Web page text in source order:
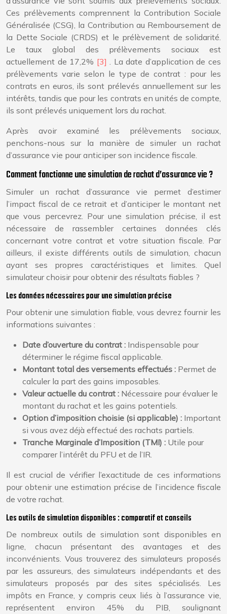
Ces prélèvements comprennent la Contribution Sociale
Généralisée (CSG), la Contribution au Remboursement de
la Dette Sociale (CRDS) et le prélèvement de solidarité.
Le taux global des prélèvements sociaux est
actuellement de 17,2% [3]. La date d’application de ces
prélèvements varie selon le type de contrat : pour les
contrats en euros, ils sont prélevés annuellement sur les
intérêts, tandis que pour les contrats en unités de compte,
ils sont prélevés uniquement lors du rachat.
Après avoir examiné les prélèvements sociaux,
penchons-nous sur la manière de simuler un rachat
d’assurance vie pour anticiper son incidence fiscale.
Comment fonctionne une simulation de rachat d’assurance vie ?
Simuler un rachat d’assurance vie permet d’estimer
l’impact fiscal de ce retrait et d’anticiper le montant net
que vous percevrez. Pour une simulation précise, il est
nécessaire de rassembler certaines données clés
concernant votre contrat et votre situation fiscale. Par
ailleurs, il existe différents outils de simulation, chacun
ayant ses propres caractéristiques et limites. Quel
simulateur choisir pour obtenir des résultats fiables ?
Les données nécessaires pour une simulation précise
Pour obtenir une simulation fiable, vous devrez fournir les
informations suivantes :
Date d’ouverture du contrat : Indispensable pour
déterminer le régime fiscal applicable.
Montant total des versements effectués : Permet de
calculer la part des gains imposables.
Valeur actuelle du contrat : Nécessaire pour évaluer le
montant du rachat et les gains potentiels.
Option d’imposition choisie (si applicable) : Important
si vous avez déjà effectué des rachats partiels.
Tranche Marginale d’Imposition (TMI) : Utile pour
comparer l’intérêt du PFU et de l’IR.
Il est crucial de vérifier l’exactitude de ces informations
pour obtenir une estimation précise de l’incidence fiscale
de votre rachat.
Les outils de simulation disponibles : comparatif et conseils
De nombreux outils de simulation sont disponibles en
ligne, chacun présentant des avantages et des
inconvénients. Vous trouverez des simulateurs proposés
par les assureurs, des simulateurs indépendants et des
simulateurs proposés par des sites spécialisés. Les
impôts en France, y compris ceux liés à l’assurance vie,
représentent environ 45% du PIB, soulignant